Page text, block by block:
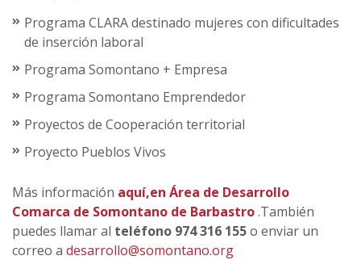
Programa CLARA destinado mujeres con dificultades
de inserción laboral
Programa Somontano + Empresa
Programa Somontano Emprendedor
Proyectos de Cooperación territorial
Proyecto Pueblos Vivos
Más información aquí,en Área de Desarrollo
Comarca de Somontano de Barbastro.También
puedes llamar al teléfono 974 316 155o enviar un
correo a desarrollo@somontano.org